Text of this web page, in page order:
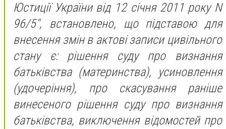
Юстиції України від 12 січня 2011 року N
96/5", встановлено, що підставою для
внесення змін в актові записи цивільного
стану є: рішення суду про визнання
батьківства (материнства), усиновлення
(удочеріння), про скасування раніше
винесеного рішення суду про визнання
батьківства, виключення відомостей про